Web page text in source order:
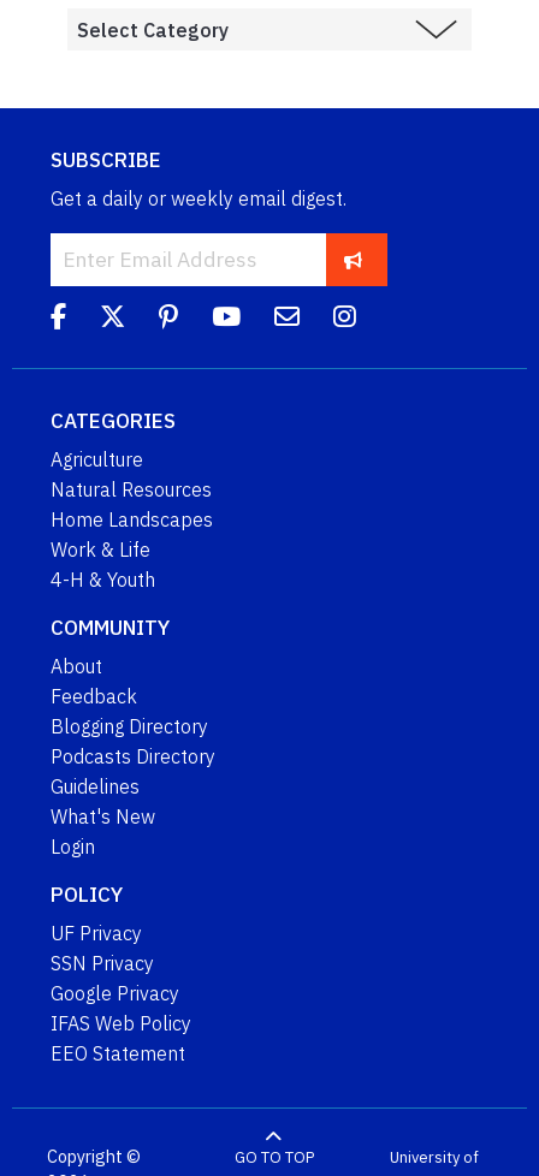
SUBSCRIBE
Get a daily or weekly email digest.
CATEGORIES
Agriculture
Natural Resources
Home Landscapes
Work & Life
4-H & Youth
COMMUNITY
About
Feedback
Blogging Directory
Podcasts Directory
Guidelines
What's New
Login
POLICY
UF Privacy
SSN Privacy
Google Privacy
IFAS Web Policy
EEO Statement
Copyright ©
GO TO TOP
University of